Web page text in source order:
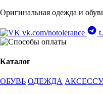
Оригинальная одежда и
vk.com/notolerance
Каталог
ОБУВЬ ОДЕЖДА